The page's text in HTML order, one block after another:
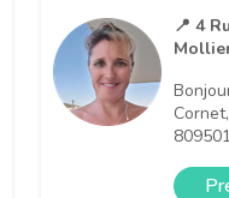
📍 4